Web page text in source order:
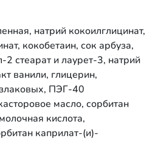
натрий кокоилглицинат,
кокобетаин, сок арбуза,
стеарат и лаурет-3, натрий
ванили, глицерин,
ПЭГ-40
масло, сорбитан
кислота,
каприлат-(и)-